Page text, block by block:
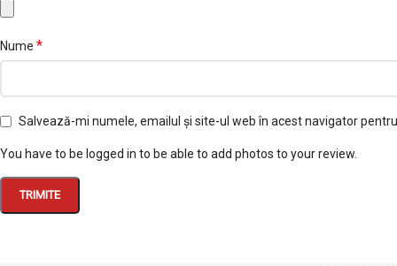
Nume *
Salvează-mi numele, emailul și site-ul web în acest navigator
You have to be logged in to be able to add photos to your review.